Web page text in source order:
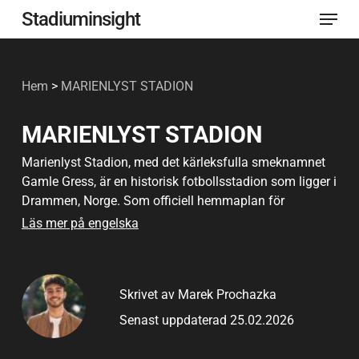
Hoppa
till
Stadiuminsight Meny
Hem > MARIENLYST STADION
MARIENLYST STADION
Marienlyst Stadion, med det kärleksfulla smeknamnet
Gamle Gress, är en historisk fotbollsstadion som ligger i
Drammen, Norge. Som officiell hemmaplan för
Strømsgodset Toppfotball har arenan en speciell plats i
samhället och en scen för några av landets mest
minnesvärda fotbollsögonblick.
Stadion har en publikkapacitet på 8.935 åskådare och
Läs mer på engelska
Skrivet av Marek Prochazka
Senast uppdaterad 25.02.2026